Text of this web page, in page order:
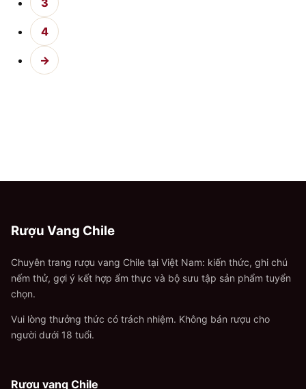
3
4
→
Rượu Vang Chile
Chuyên trang rượu vang Chile tại Việt Nam: kiến thức, ghi chú
nếm thử, gợi ý kết hợp ẩm thực và bộ sưu tập sản phẩm tuyển
chọn.
Vui lòng thưởng thức có trách nhiệm. Không bán rượu cho
người dưới 18 tuổi.
Rượu vang Chile